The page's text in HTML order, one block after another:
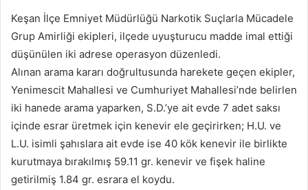
Keşan İlçe Emniyet Müdürlüğü Narkotik Suçlarla Mücadele
Grup Amirliği ekipleri, ilçede uyuşturucu madde imal ettiği
düşünülen iki adrese operasyon düzenledi.
Alınan arama kararı doğrultusunda harekete geçen ekipler,
Yenimescit Mahallesi ve Cumhuriyet Mahallesi’nde belirlen
iki hanede arama yaparken, S.D.’ye ait evde 7 adet saksı
içinde esrar üretmek için kenevir ele geçirirken; H.U. ve
L.U. isimli şahıslara ait evde ise 40 kök kenevir ile birlikte
kurutmaya bırakılmış 59.11 gr. kenevir ve fişek haline
getirilmiş 1.84 gr. esrara el koydu.